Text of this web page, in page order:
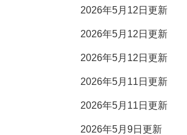
2026年5月12日更新
2026年5月12日更新
2026年5月12日更新
2026年5月11日更新
2026年5月11日更新
2026年5月9日更新